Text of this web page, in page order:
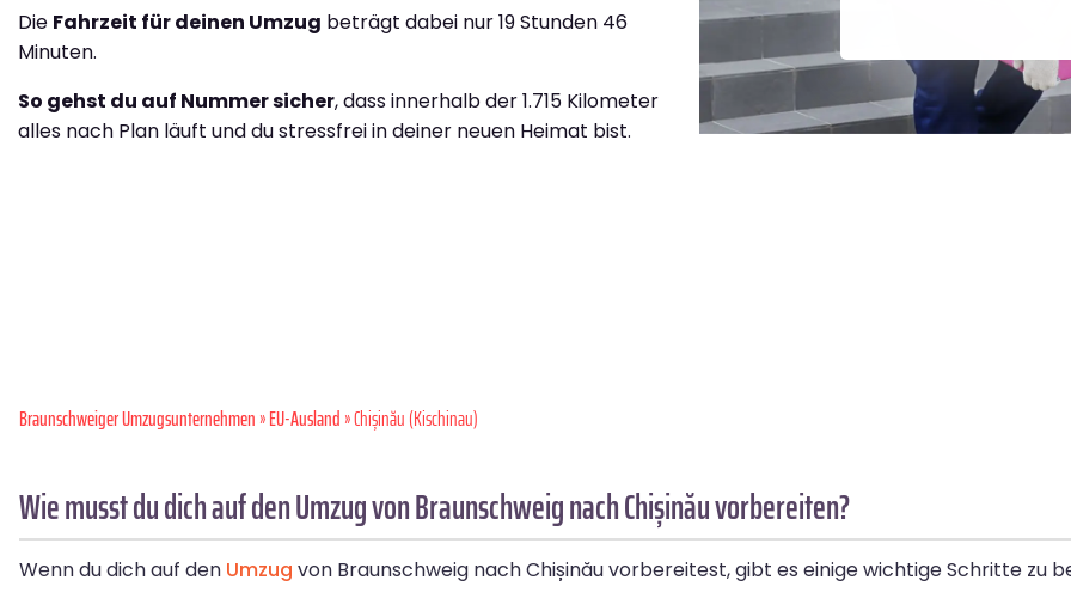
Die Fahrzeit für deinen Umzug beträgt dabei nur 19 Stunden 46
Minuten.
So gehst du auf Nummer sicher, dass innerhalb der 1.715 Kilometer
alles nach Plan läuft und du stressfrei in deiner neuen Heimat bist.
Braunschweiger Umzugsunternehmen»EU-Ausland» Chișinău (Kischinau)
Wie musst du dich auf den Umzug von Braunschweig nach Chișinău vorbereiten?
Wenn du dich auf den Umzug von Braunschweig nach Chișinău vorbereitest, gibt es einige wichtige Schritte zu